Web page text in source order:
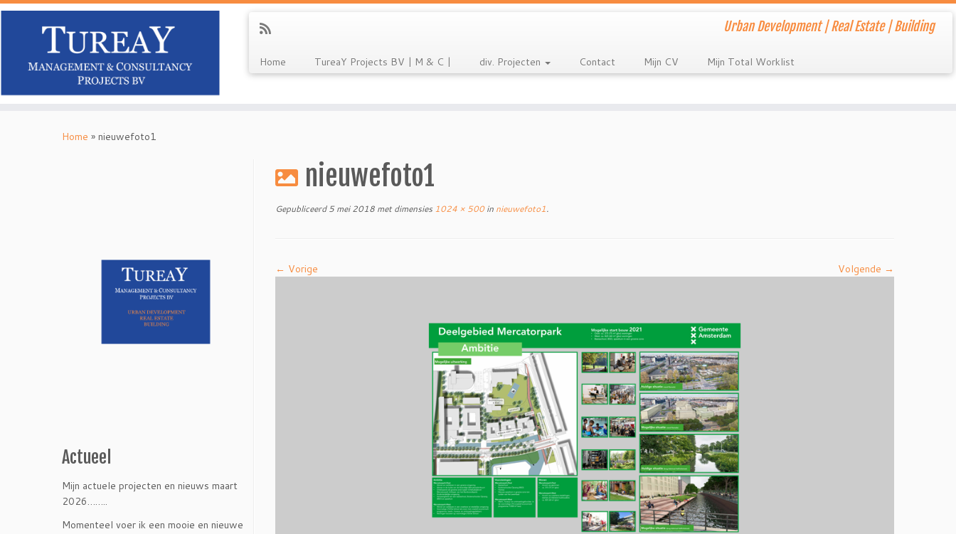
Urban Development | Real Estate | Building
Home TureaY Projects BV | M & C | div. Projecten Contact Mijn CV Mijn Total Worklist
Home » nieuwefoto1
Actueel
Mijn actuele projecten en nieuws maart
2026……..
Momenteel voer ik een mooie en nieuwe
nieuwefoto1
Gepubliceerd 5 mei 2018 met dimensies 1024 × 500in nieuwefoto1.
← Vorige Volgende →